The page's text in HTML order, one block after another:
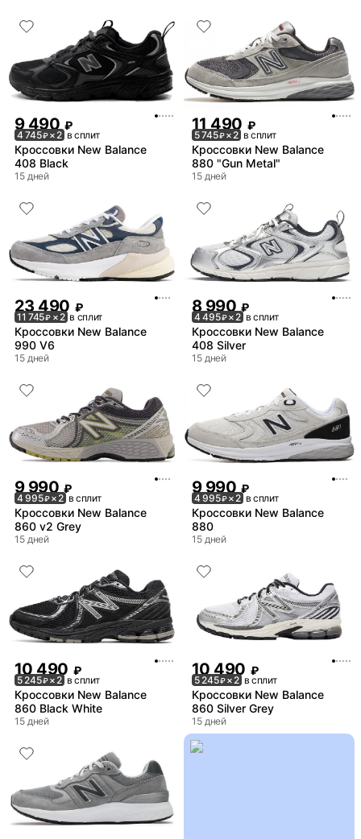
9 490 ₽
4 745₽× 2 в сплит
Кроссовки New Balance
408 Black
15 дней
11 490 ₽
5 745₽× 2 в сплит
Кроссовки New Balance
880 "Gun Metal"
15 дней
23 490 ₽
11 745₽ × 2 в сплит
Кроссовки New Balance
990 V6
15 дней
8 990 ₽
4 495₽× 2 в сплит
Кроссовки New Balance
408 Silver
15 дней
9 990 ₽
4 995₽× 2 в сплит
Кроссовки New Balance
860 v2 Grey
15 дней
9 990 ₽
4 995₽× 2 в сплит
Кроссовки New Balance
880
15 дней
10 490 ₽
5 245₽× 2 в сплит
Кроссовки New Balance
860 Black White
15 дней
10 490 ₽
5 245₽× 2 в сплит
Кроссовки New Balance
860 Silver Grey
15 дней